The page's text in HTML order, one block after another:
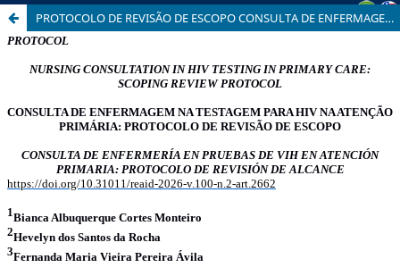
PROTOCOLO DE REVISÃO DE ESCOPO CONSULTA DE ENFERMAGEM NA TESTAGEM PARA HIV NA ATENÇÃO PRIMÁRIA: PROTOCOLO DE REVISÃO DE ESCOPO